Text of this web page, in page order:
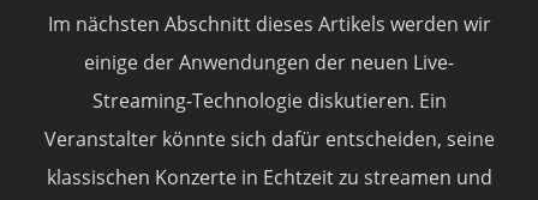
Im nächsten Abschnitt dieses Artikels werden wir
einige der Anwendungen der neuen Live-
Streaming-Technologie diskutieren. Ein
Veranstalter könnte sich dafür entscheiden, seine
klassischen Konzerte in Echtzeit zu streamen und